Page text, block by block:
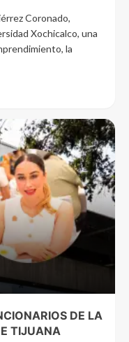
Coronado,
Xochicalco, una
la
DE LA
TIJUANA